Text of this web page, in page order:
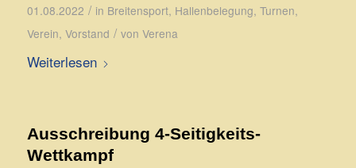
01.08.2022 / in Breitensport, Hallenbelegung, Turnen,
Verein, Vorstand / von Verena
Weiterlesen
Ausschreibung 4-Seitigkeits-
Wettkampf